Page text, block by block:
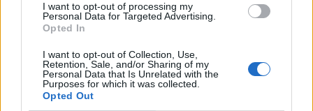
I want to opt-out of processing my
Personal Data for Targeted Advertising.
Opted In
I want to opt-out of Collection, Use,
Retention, Sale, and/or Sharing of my
Personal Data that Is Unrelated with the
Purposes for which it was collected.
Opted Out